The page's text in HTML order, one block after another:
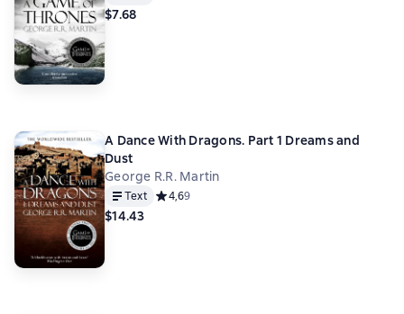
$7.68
A Dance With Dragons. Part 1 Dreams and
Dust
George R.R. Martin
Text Средний рейтинг 4,6 на основе 9 оценок
4,69
$14.43